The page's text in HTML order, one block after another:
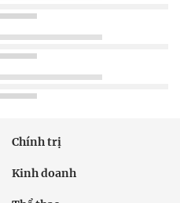
Chính trị
Kinh doanh